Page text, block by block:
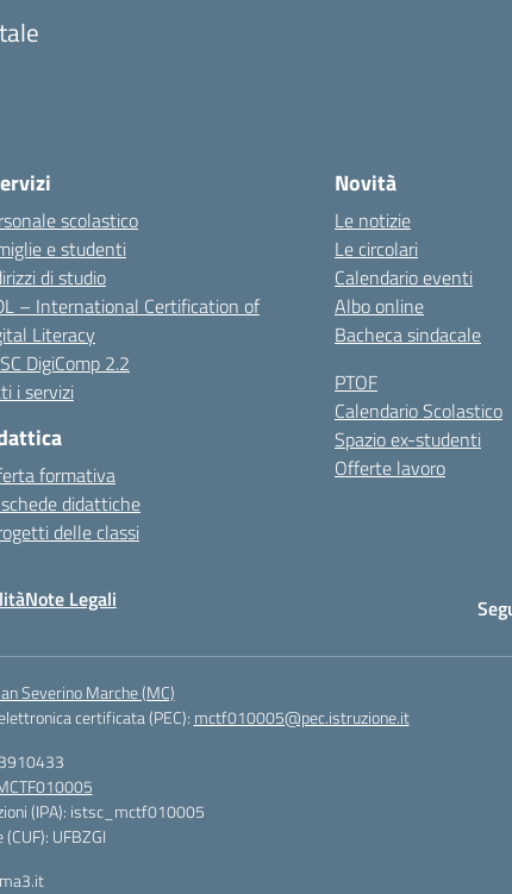
scolastico
e studenti
di studio
– International Certification of
Literacy
DigiComp 2.2
i servizi
formativa
didattiche
delle classi
Novità
Le notizie
Le circolari
Calendario eventi
Albo online
Bacheca sindacale
PTOF
Calendario Scolastico
Spazio ex-studenti
Offerte lavoro
Note Legali
Severino Marche (MC)
certificata (PEC): mctf010005@pec.istruzione.it
(IPA): istsc_mctf010005
UFBZGI